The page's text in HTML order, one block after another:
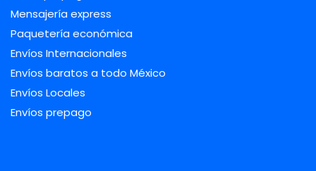
Mensajería express
Paquetería económica
Envíos Internacionales
Envíos baratos a todo México
Envíos Locales
Envíos prepago